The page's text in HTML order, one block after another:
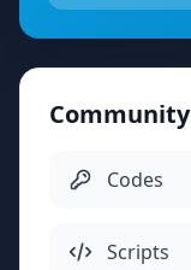
Community
Codes
Scripts